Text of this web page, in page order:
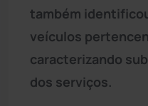
também
veículos
caracterizando
dos serviços.